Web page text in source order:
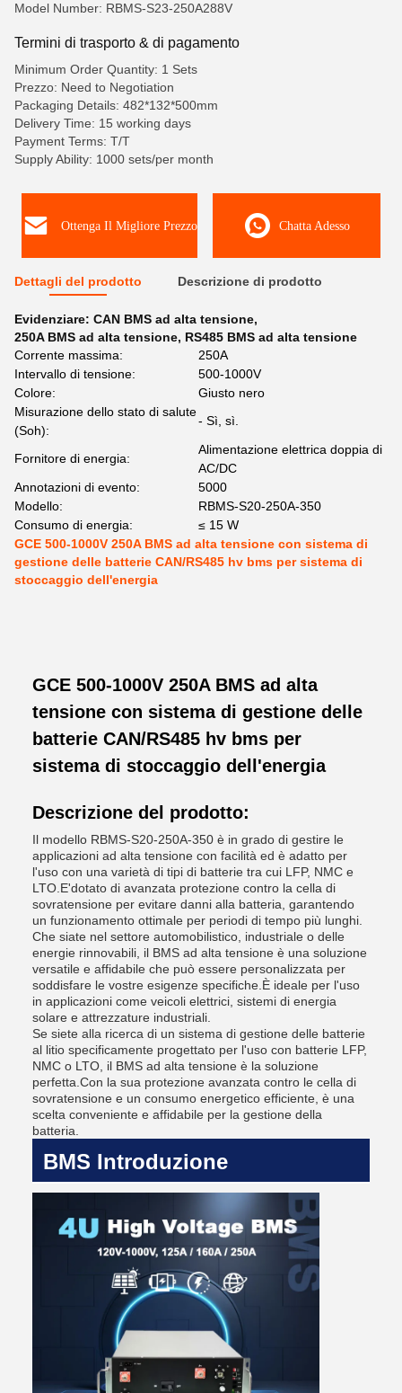
Model Number: RBMS-S23-250A288V
Termini di trasporto & di pagamento
Minimum Order Quantity: 1 Sets
Prezzo: Need to Negotiation
Packaging Details: 482*132*500mm
Delivery Time: 15 working days
Payment Terms: T/T
Supply Ability: 1000 sets/per month
Ottenga Il Migliore Prezzo Chatta Adesso
Dettagli del prodotto Descrizione di prodotto
Evidenziare: CAN BMS ad alta tensione,
250A BMS ad alta tensione, RS485 BMS ad alta tensione
Corrente massima:
250A
Intervallo di tensione:
500-1000V
Colore:
Giusto nero
Misurazione dello stato di salute
(Soh):
- Sì, sì.
Fornitore di energia:
Alimentazione elettrica doppia di
AC/DC
Annotazioni di evento:
5000
Modello:
RBMS-S20-250A-350
Consumo di energia:
≤ 15 W
GCE 500-1000V 250A BMS ad alta tensione con sistema di
gestione delle batterie CAN/RS485 hv bms per sistema di
stoccaggio dell'energia
GCE 500-1000V 250A BMS ad alta
tensione con sistema di gestione delle
batterie CAN/RS485 hv bms per
sistema di stoccaggio dell'energia
Descrizione del prodotto:
Il modello RBMS-S20-250A-350 è in grado di gestire le
applicazioni ad alta tensione con facilità ed è adatto per
l'uso con una varietà di tipi di batterie tra cui LFP, NMC e
LTO.E'dotato di avanzata protezione contro la cella di
sovratensione per evitare danni alla batteria, garantendo
un funzionamento ottimale per periodi di tempo più lunghi.
Che siate nel settore automobilistico, industriale o delle
energie rinnovabili, il BMS ad alta tensione è una soluzione
versatile e affidabile che può essere personalizzata per
soddisfare le vostre esigenze specifiche.È ideale per l'uso
in applicazioni come veicoli elettrici, sistemi di energia
solare e attrezzature industriali.
Se siete alla ricerca di un sistema di gestione delle batterie
al litio specificamente progettato per l'uso con batterie LFP,
NMC o LTO, il BMS ad alta tensione è la soluzione
perfetta.Con la sua protezione avanzata contro le cella di
sovratensione e un consumo energetico efficiente, è una
scelta conveniente e affidabile per la gestione della
batteria.
BMS Introduzione